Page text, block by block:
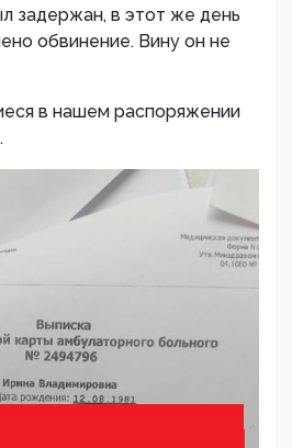
задержан, в этот же день
обвинение. Вину он не
в нашем распоряжении